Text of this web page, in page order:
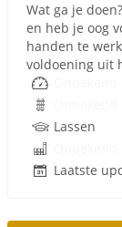
Wat ga je
en heb je oog
handen te
voldoening uit
Lassen
Laatste